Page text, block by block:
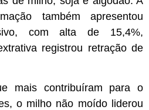
também apresentou
com alta de 15,4%,
registrou retração de
mais contribuíram para o
o milho não moído liderou